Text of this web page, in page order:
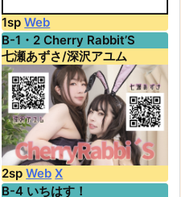
1spWeb
B-1・2 Cherry Rabbit’S
七瀬あずさ/深沢アユム
2spWeb X
B-4 いちはす！